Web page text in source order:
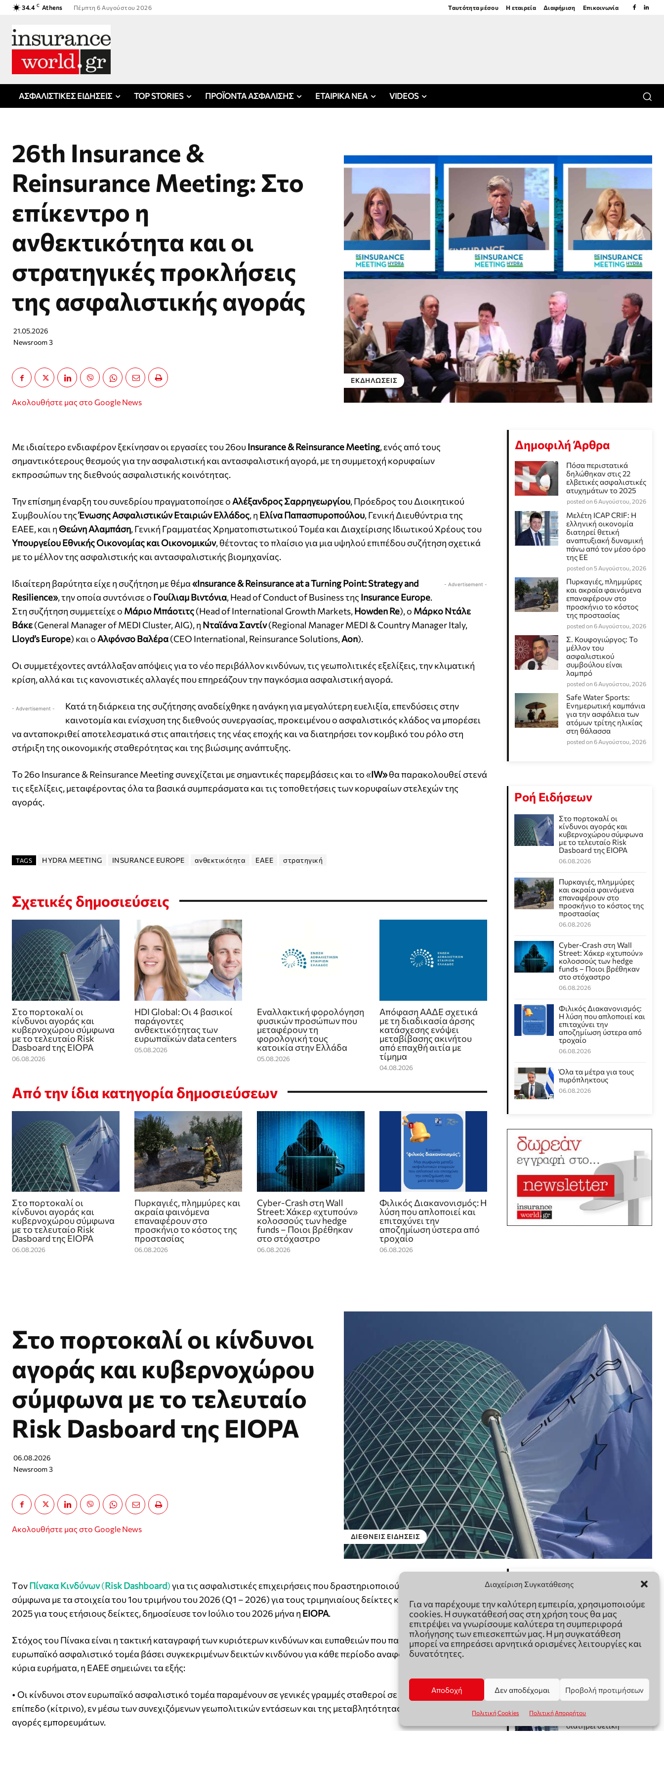
Διαχείριση Συγκατάθεσης
Για να παρέχουμε την καλύτερη εμπειρία, χρησιμοποιούμε
cookies. Η συγκατάθεσή σας στη χρήση τους θα μας
επιτρέψει να γνωρίσουμε καλύτερα τη συμπεριφορά
πλοήγησης των επιεσκεπτών μας. Η μη συγκατάθεση
μπορεί να επηρεάσει αρνητικά ορισμένες λειτουργίες και
δυνατότητες.
Αποδοχή Δεν αποδέχομαι Προβολή προτιμήσεων
Πολιτική Cookies Πολιτική Απορρήτου
34.4 C Athens Πέμπτη 6 Αυγούστου 2026 Ταυτότητα μέσου Η εταιρεία Διαφήμιση Επικοινωνία
ΑΣΦΑΛΙΣΤΙΚΕΣ ΕΙΔΗΣΕΙΣ TOP STORIES ΠΡΟΪΟΝΤΑ ΑΣΦΑΛΙΣΗΣ ΕΤΑΙΡΙΚΑ ΝΕΑ VIDEOS
26th Insurance &
Reinsurance Meeting: Στο
επίκεντρο η
ανθεκτικότητα και οι
στρατηγικές προκλήσεις
της ασφαλιστικής αγοράς
21.05.2026
Newsroom 3
Ακολουθήστε μας στο Google News
ΕΚΔΗΛΏΣΕΙΣ
Με ιδιαίτερο ενδιαφέρον ξεκίνησαν οι εργασίες του 26ουInsurance & Reinsurance Meeting, ενός από τους
σημαντικότερους θεσμούς για την ασφαλιστική και αντασφαλιστική αγορά, με τη συμμετοχή κορυφαίων
εκπροσώπων της διεθνούς ασφαλιστικής κοινότητας.
Την επίσημη έναρξη του συνεδρίου πραγματοποίησε οΑλέξανδρος Σαρρηγεωργίου, Πρόεδρος του Διοικητικού
Συμβουλίου τηςΈνωσης Ασφαλιστικών Εταιριών Ελλάδος, η Ελίνα Παπασπυροπούλου, Γενική Διευθύντρια της
ΕΑΕΕ, και η Θεώνη Αλαμπάση, Γενική Γραμματέας Χρηματοπιστωτικού Τομέα και Διαχείρισης Ιδιωτικού Χρέους του
Υπουργείου Εθνικής Οικονομίας και Οικονομικών, θέτοντας το πλαίσιο για μια υψηλού επιπέδου συζήτηση σχετικά
με το μέλλον της ασφαλιστικής και αντασφαλιστικής βιομηχανίας.
- Advertisement -
Ιδιαίτερη βαρύτητα είχε η συζήτηση με θέμα«Insurance & Reinsurance at a Turning Point: Strategy and
Resilience», την οποία συντόνισε ο Γουίλιαμ Βιντόνια, Head of Conduct of Business της Insurance Europe.
Στη συζήτηση συμμετείχε ο Μάριο Μπάοτιτς(Head of International Growth Markets, Howden Re), ο Μάρκο Ντάλε
Βάκε(General Manager of MEDI Cluster, AIG), η Νταϊάνα Σαντίν(Regional Manager MEDI & Country Manager Italy,
Lloyd’s Europe) και οΑλφόνσο Βαλέρα(CEO International, Reinsurance Solutions,Aon).
Οι συμμετέχοντες αντάλλαξαν απόψεις για το νέο περιβάλλον κινδύνων, τις γεωπολιτικές εξελίξεις, την κλιματική
κρίση, αλλά και τις κανονιστικές αλλαγές που επηρεάζουν την παγκόσμια ασφαλιστική αγορά.
- Advertisement -
Κατά τη διάρκεια της συζήτησης αναδείχθηκε η ανάγκη για μεγαλύτερη ευελιξία, επενδύσεις στην
καινοτομία και ενίσχυση της διεθνούς συνεργασίας, προκειμένου ο ασφαλιστικός κλάδος να μπορέσει
να ανταποκριθεί αποτελεσματικά στις απαιτήσεις της νέας εποχής και να διατηρήσει τον κομβικό του ρόλο στη
στήριξη της οικονομικής σταθερότητας και της βιώσιμης ανάπτυξης.
Το 26ο Insurance & Reinsurance Meeting συνεχίζεται με σημαντικές παρεμβάσεις και το «IW»θα παρακολουθεί στενά
τις εξελίξεις, μεταφέροντας όλα τα βασικά συμπεράσματα και τις τοποθετήσεις των κορυφαίων στελεχών της
αγοράς.
TAGS HYDRA MEETING INSURANCE EUROPE ανθεκτικότητα ΕΑΕΕ στρατηγική
Σχετικές δημοσιεύσεις
Στο πορτοκαλί οι
κίνδυνοι αγοράς και
κυβερνοχώρου σύμφωνα
με το τελευταίο Risk
Dasboard της EIOPA
06.08.2026
HDI Global: Οι 4 βασικοί
παράγοντες
ανθεκτικότητας των
ευρωπαϊκών data centers
05.08.2026
Εναλλακτική φορολόγηση
φυσικών προσώπων που
μεταφέρουν τη
φορολογική τους
κατοικία στην Ελλάδα
05.08.2026
Απόφαση ΑΑΔΕ σχετικά
με τη διαδικασία άρσης
κατάσχεσης ενόψει
μεταβίβασης ακινήτου
από επαχθή αιτία με
τίμημα
04.08.2026
Από την ίδια κατηγορία δημοσιεύσεων
Στο πορτοκαλί οι
κίνδυνοι αγοράς και
κυβερνοχώρου σύμφωνα
με το τελευταίο Risk
Dasboard της EIOPA
06.08.2026
Πυρκαγιές, πλημμύρες και
ακραία φαινόμενα
επαναφέρουν στο
προσκήνιο το κόστος της
προστασίας
06.08.2026
Cyber-Crash στη Wall
Street: Χάκερ «χτυπούν»
κολοσσούς των hedge
funds – Ποιοι βρέθηκαν
στο στόχαστρο
06.08.2026
Φιλικός Διακανονισμός: Η
λύση που απλοποιεί και
επιταχύνει την
αποζημίωση ύστερα από
τροχαίο
06.08.2026
Δημοφιλή Άρθρα
Πόσα περιστατικά
δηλώθηκαν στις 22
ελβετικές ασφαλιστικές
ατυχημάτων το 2025
posted on 6 Αυγούστου, 2026
Μελέτη ICAP CRIF: Η
ελληνική οικονομία
διατηρεί θετική
αναπτυξιακή δυναμική
πάνω από τον μέσο όρο
της ΕΕ
posted on 5 Αυγούστου, 2026
Πυρκαγιές, πλημμύρες
και ακραία φαινόμενα
επαναφέρουν στο
προσκήνιο το κόστος
της προστασίας
posted on 6 Αυγούστου, 2026
Σ. Κουφογιώργος: To
μέλλον του
ασφαλιστικού
συμβούλου είναι
λαμπρό
posted on 6 Αυγούστου, 2026
Safe Water Sports:
Eνημερωτική καμπάνια
για την ασφάλεια των
ατόμων τρίτης ηλικίας
στη θάλασσα
posted on 6 Αυγούστου, 2026
Ροή Ειδήσεων
Στο πορτοκαλί οι
κίνδυνοι αγοράς και
κυβερνοχώρου σύμφωνα
με το τελευταίο Risk
Dasboard της EIOPA
06.08.2026
Πυρκαγιές, πλημμύρες
και ακραία φαινόμενα
επαναφέρουν στο
προσκήνιο το κόστος της
προστασίας
06.08.2026
Cyber-Crash στη Wall
Street: Χάκερ «χτυπούν»
κολοσσούς των hedge
funds – Ποιοι βρέθηκαν
στο στόχαστρο
06.08.2026
Φιλικός Διακανονισμός:
Η λύση που απλοποιεί και
επιταχύνει την
αποζημίωση ύστερα από
τροχαίο
06.08.2026
Όλα τα μέτρα για τους
πυρόπληκτους
06.08.2026